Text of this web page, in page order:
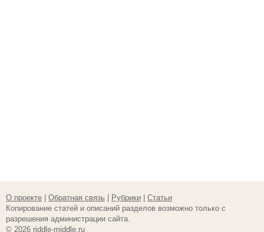
О проекте Обратная связь Рубрики
Статьи
Копирование статей и описаний разделов возможно только с
разрешения администрации сайта.
© 2026 riddle-middle.ru